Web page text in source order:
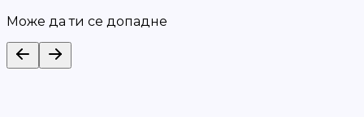
Може да ти се допадне